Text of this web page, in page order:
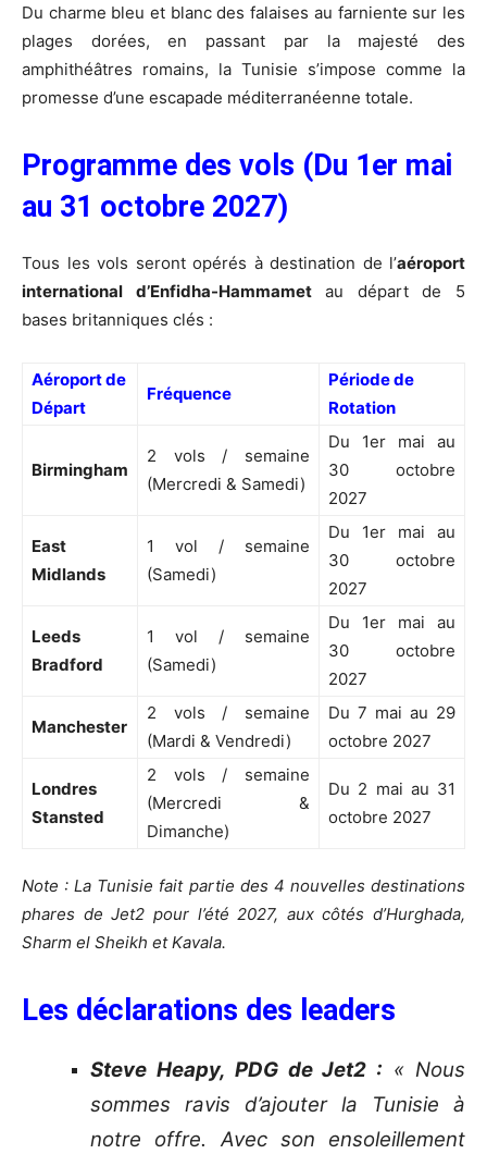
Du charme bleu et blanc des falaises au farniente sur les
plages dorées, en passant par la majesté des
amphithéâtres romains, la Tunisie s’impose comme la
promesse d’une escapade méditerranéenne totale.
Programme des vols (Du 1er mai
au 31 octobre 2027)
Tous les vols seront opérés à destination de l’aéroport
international d’Enfidha-Hammametau départ de 5
bases britanniques clés :
Aéroport de
Départ
Fréquence
Période de
Rotation
Birmingham
2 vols / semaine
(Mercredi & Samedi)
Du 1er mai au
30 octobre
2027
East
Midlands
1 vol / semaine
(Samedi)
Du 1er mai au
30 octobre
2027
Leeds
Bradford
1 vol / semaine
(Samedi)
Du 1er mai au
30 octobre
2027
Manchester
2 vols / semaine
(Mardi & Vendredi)
Du 7 mai au 29
octobre 2027
Londres
Stansted
2 vols / semaine
(Mercredi &
Dimanche)
Du 2 mai au 31
octobre 2027
Note : La Tunisie fait partie des 4 nouvelles destinations
phares de Jet2 pour l’été 2027, aux côtés d’Hurghada,
Sharm el Sheikh et Kavala.
Les déclarations des leaders
Steve Heapy, PDG de Jet2 : « Nous
sommes ravis d’ajouter la Tunisie à
notre offre. Avec son ensoleillement